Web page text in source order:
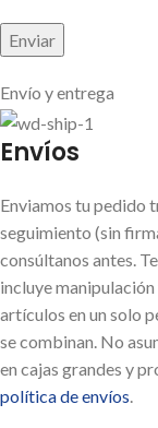
Envío y entrega
Envíos
Enviamos tu pedido
seguimiento (sin
consúltanos antes.
incluye
artículos en un solo
se combinan. No
en cajas grandes y
política de envíos